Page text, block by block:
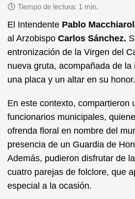
c
e
b
o
o
k
at
s
A
p
p
El Intendente Pablo
al Arzobispo Carlos Sánchez.
entronización de la Virgen del
nueva gruta, acompañada de la
una placa y un altar en su honor.
En este contexto, compartieron
funcionarios municipales,
ofrenda floral en nombre del
presencia de un Guardia de
Además, pudieron disfrutar de
cuatro parejas de folclore, que
especial a la ocasión.